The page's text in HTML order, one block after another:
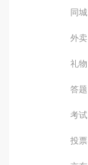
同城
外卖
礼物
答题
考试
投票